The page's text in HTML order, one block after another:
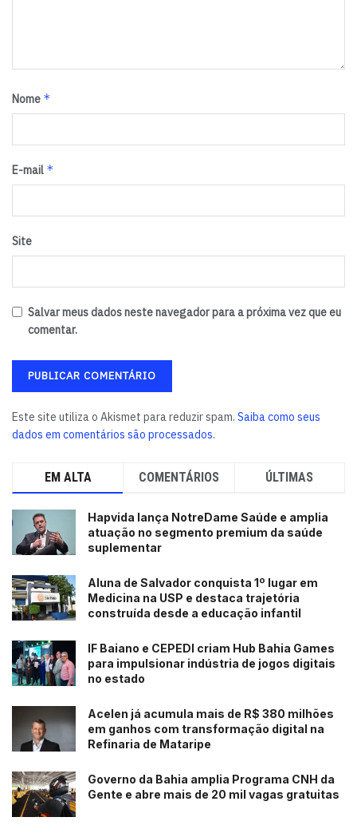
Nome *
E-mail *
Site
Salvar meus dados neste navegador para a próxima vez que eu
comentar.
Este site utiliza o Akismet para reduzir spam. Saiba como seus
dados em comentários são processados.
EM ALTA COMENTÁRIOS ÚLTIMAS
Hapvida lança NotreDame Saúde e amplia
atuação no segmento premium da saúde
suplementar
Aluna de Salvador conquista 1º lugar em
Medicina na USP e destaca trajetória
construída desde a educação infantil
IF Baiano e CEPEDI criam Hub Bahia Games
para impulsionar indústria de jogos digitais
no estado
Acelen já acumula mais de R$ 380 milhões
em ganhos com transformação digital na
Refinaria de Mataripe
Governo da Bahia amplia Programa CNH da
Gente e abre mais de 20 mil vagas gratuitas